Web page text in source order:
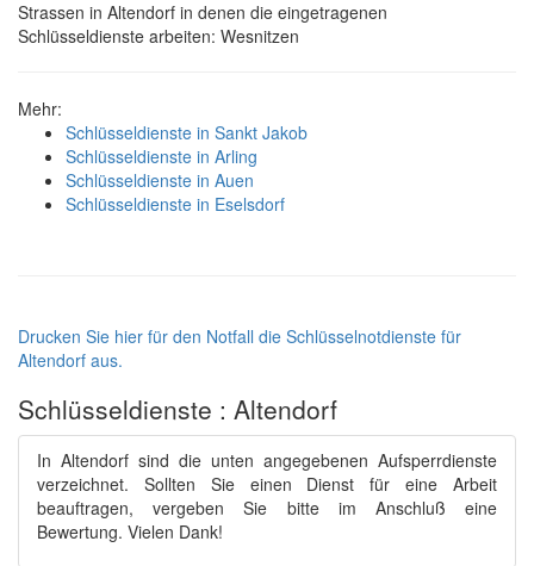
Strassen in Altendorf in denen die eingetragenen
Schlüsseldienste arbeiten: Wesnitzen
Mehr:
Schlüsseldienste in Sankt Jakob
Schlüsseldienste in Arling
Schlüsseldienste in Auen
Schlüsseldienste in Eselsdorf
Drucken Sie hier für den Notfall die Schlüsselnotdienste für
Altendorf aus.
Schlüsseldienste : Altendorf
In Altendorf sind die unten angegebenen Aufsperrdienste
verzeichnet. Sollten Sie einen Dienst für eine Arbeit
beauftragen, vergeben Sie bitte im Anschluß eine
Bewertung. Vielen Dank!